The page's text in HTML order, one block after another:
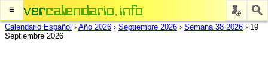
≡
Calendario Español › Año 2026 › Septiembre 2026 › Semana 38 2026 › 19
Septiembre 2026